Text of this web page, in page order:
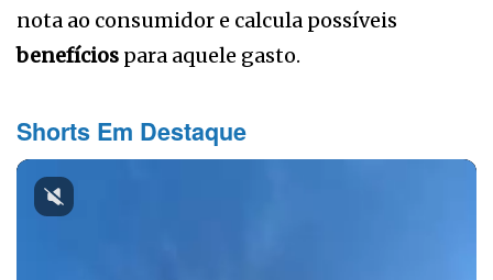
nota ao consumidor e calcula possíveis
benefícios para aquele gasto.
Shorts Em Destaque